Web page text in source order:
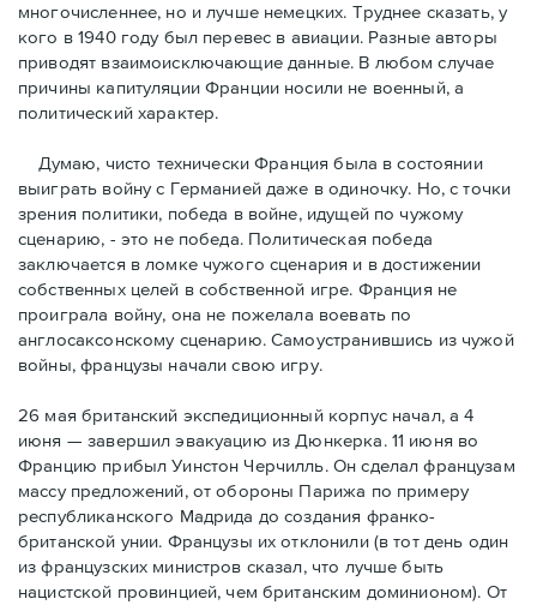
многочисленнее, но и лучше немецких. Труднее сказать, у
кого в 1940 году был перевес в авиации. Разные авторы
приводят взаимоисключающие данные. В любом случае
причины капитуляции Франции носили не военный, а
политический характер.
Думаю, чисто технически Франция была в состоянии
выиграть войну с Германией даже в одиночку. Но, с точки
зрения политики, победа в войне, идущей по чужому
сценарию, - это не победа. Политическая победа
заключается в ломке чужого сценария и в достижении
собственных целей в собственной игре. Франция не
проиграла войну, она не пожелала воевать по
англосаксонскому сценарию. Самоустранившись из чужой
войны, французы начали свою игру.
26 мая британский экспедиционный корпус начал, а 4
июня — завершил эвакуацию из Дюнкерка. 11 июня во
Францию прибыл Уинстон Черчилль. Он сделал французам
массу предложений, от обороны Парижа по примеру
республиканского Мадрида до создания франко-
британской унии. Французы их отклонили (в тот день один
из французских министров сказал, что лучше быть
нацистской провинцией, чем британским доминионом). От